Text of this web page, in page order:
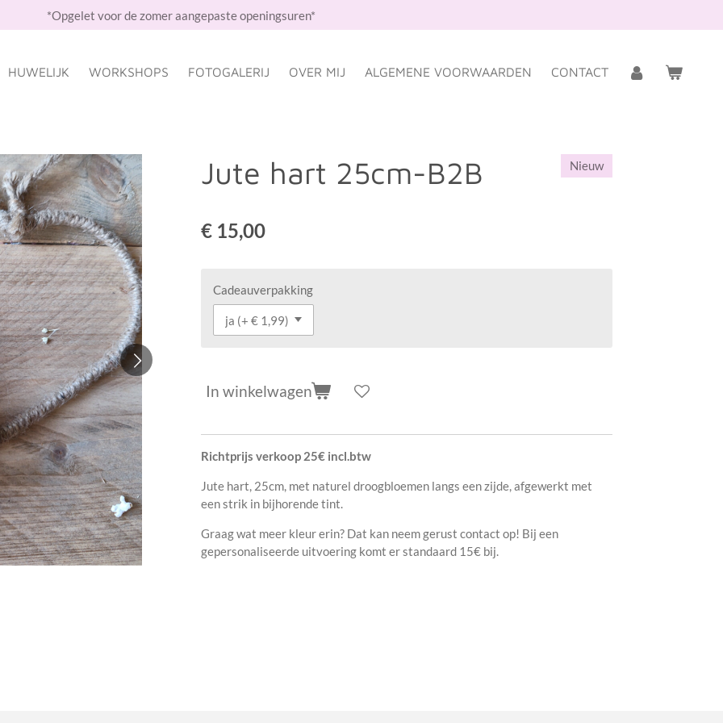
*Opgelet voor de zomer aangepaste openingsuren*
HUWELIJK WORKSHOPS FOTOGALERIJ OVER MIJ ALGEMENE VOORWAARDEN CONTACT
Jute hart 25cm-B2B Nieuw
€ 15,00
Cadeauverpakking
In winkelwagen
Richtprijs verkoop 25€ incl.btw
Jute hart, 25cm, met naturel droogbloemen langs een zijde, afgewerkt met
een strik in bijhorende tint.
Graag wat meer kleur erin? Dat kan neem gerust contact op! Bij een
gepersonaliseerde uitvoering komt er standaard 15€ bij.